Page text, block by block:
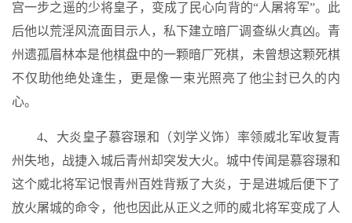
宫一步之遥的少将皇子，变成了民心向背的“人屠将军”。此
后他以荒淫风流面目示人，私下建立暗厂调查纵火真凶。青
州遗孤眉林本是他棋盘中的一颗暗厂死棋，未曾想这颗死棋
不仅助他绝处逢生，更是像一束光照亮了他尘封已久的内
心。
4、大炎皇子慕容璟和（刘学义饰）率领威北军收复青
州失地，战捷入城后青州却突发大火。城中传闻是慕容璟和
这个威北将军记恨青州百姓背叛了大炎，于是进城后便下了
放火屠城的命令，他也因此从正义之师的威北将军变成了人